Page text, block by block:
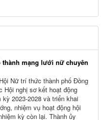
mạng lưới nữ chuyên
Nữ trí thức thành phố Đồng
Hội nghị sơ kết hoạt động
kỳ 2023-2028 và triển khai
nhiệm vụ hoạt động hội
kỳ còn lại. Thành ủy